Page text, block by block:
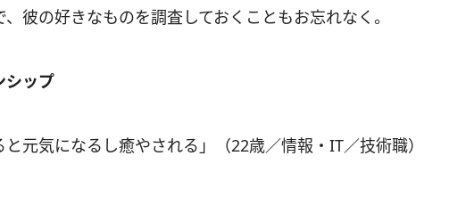
彼の好きなものを調査しておくこともお忘れなく。
シップ
と元気になるし癒やされる」（22歳／情報・IT／技術職）